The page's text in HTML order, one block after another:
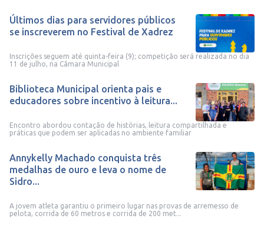
Últimos dias para servidores públicos
se inscreverem no Festival de Xadrez
Inscrições seguem até quinta-feira (9); competição será realizada no dia
11 de julho, na Câmara Municipal
Biblioteca Municipal orienta pais e
educadores sobre incentivo à leitura...
Encontro abordou contação de histórias, leitura compartilhada e
práticas que podem ser aplicadas no ambiente familiar
Annykelly Machado conquista três
medalhas de ouro e leva o nome de
Sidro...
A jovem atleta garantiu o primeiro lugar nas provas de arremesso de
pelota, corrida de 60 metros e corrida de 200 met...